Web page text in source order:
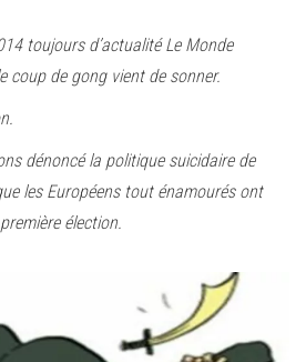
toujours d’actualité Le Monde
coup de gong vient de sonner.
dénoncé la politique suicidaire de
les Européens tout énamourés ont
élection.